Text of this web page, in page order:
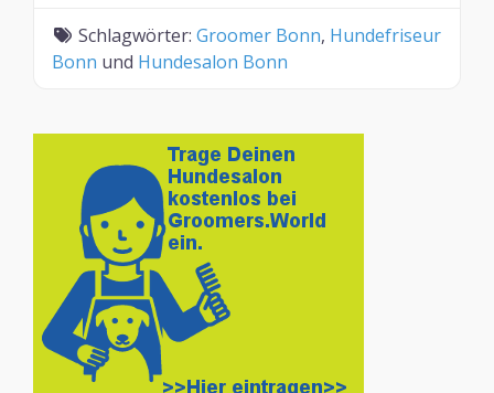
Schlagwörter: Groomer Bonn, Hundefriseur
Bonn und Hundesalon Bonn